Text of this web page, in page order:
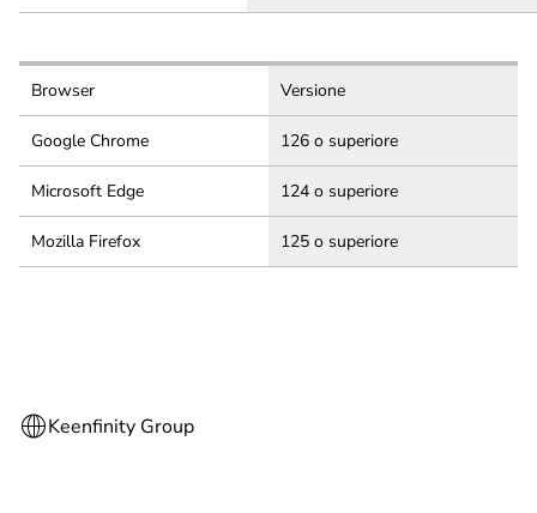
Browser Versione
Google Chrome 126 o superiore
Microsoft Edge 124 o superiore
Mozilla Firefox 125 o superiore